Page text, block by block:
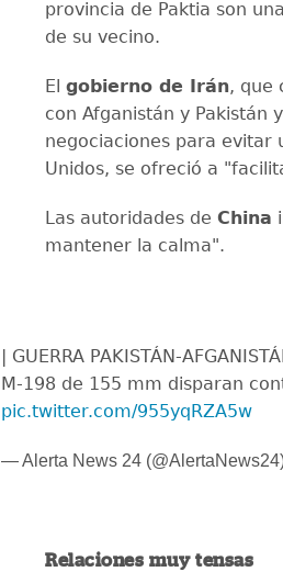
provincia de Paktia son
de su vecino.
El gobierno de Irán, que
con Afganistán y Pakistán
negociaciones para evitar
Unidos, se ofreció a
Las autoridades de China
mantener la calma".
| GUERRA PAKISTÁN-
M-198 de 155 mm disparan
pic.twitter.com/955yqRZA5w
— Alerta News 24
Relaciones muy tensas